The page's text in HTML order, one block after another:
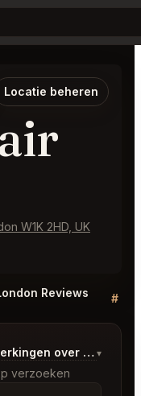
Locatie beheren
W1K 2HD, UK
Reviews #
over Laatste
▾
verzoeken